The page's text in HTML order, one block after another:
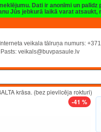
Dati ir anonīmi un
Jūs jebkurā laikā varat atsaukt,
Interneta veikala tālruņa numurs:
Pasts: veikals@buvpasaule.lv
krāsa. (bez pievilcēja rokturi)
-41 %